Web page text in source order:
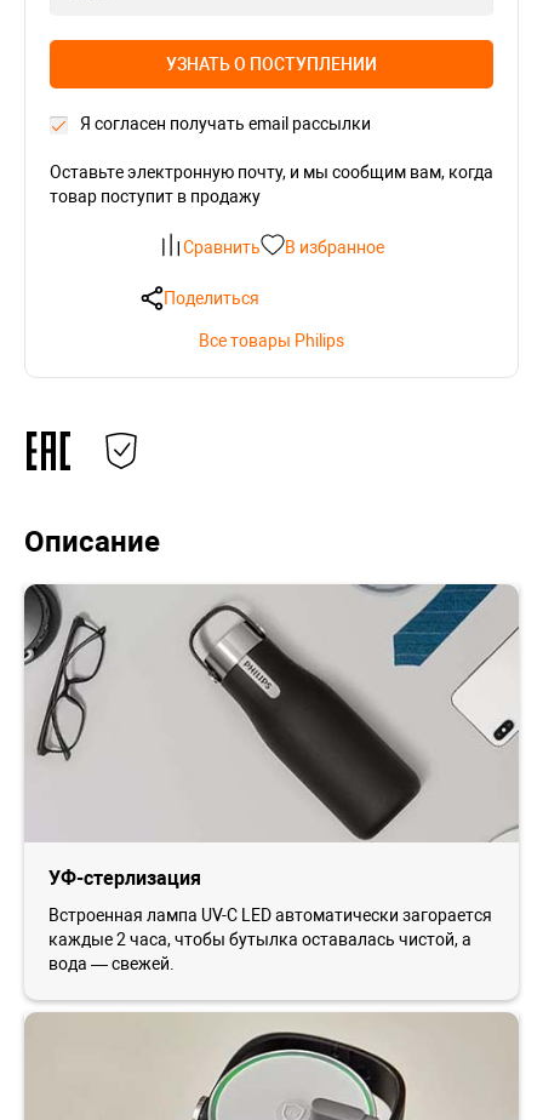
УЗНАТЬ О ПОСТУПЛЕНИИ
Я согласен получать email рассылки
Оставьте электронную почту, и мы сообщим вам, когда
товар поступит в продажу
Сравнить В избранное
Поделиться
Все товары Philips
Описание
УФ-стерлизация
Встроенная лампа UV-C LED автоматически загорается
каждые 2 часа, чтобы бутылка оставалась чистой, а
вода — свежей.